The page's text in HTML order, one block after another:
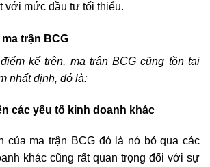
với mức đầu tư tối thiểu.
trận BCG
kể trên, ma trận BCG cũng tồn tại
nhất định, đó là:
các yếu tố kinh doanh khác
của ma trận BCG đó là nó bỏ qua các
khác cũng rất quan trọng đối với sự